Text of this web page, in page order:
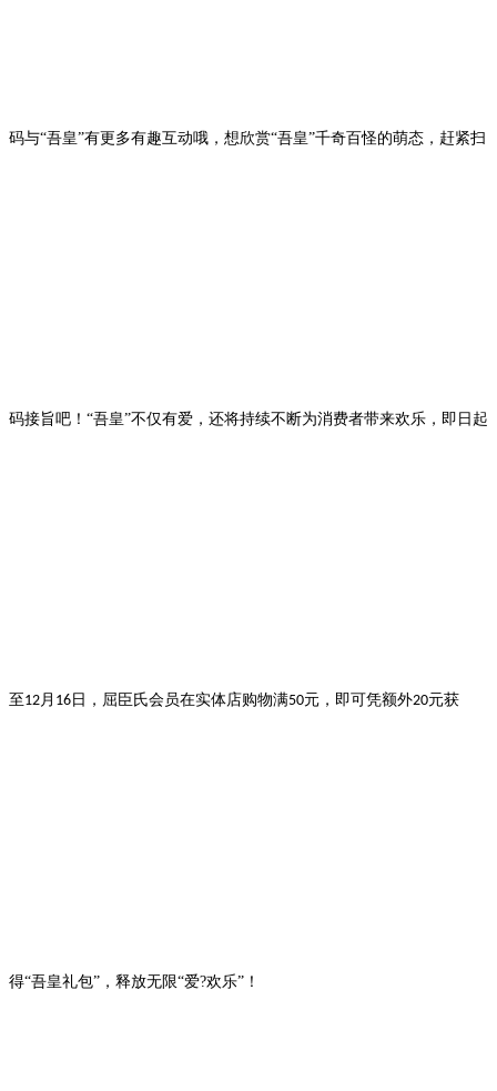
码与“吾皇”有更多有趣互动哦，想欣赏“吾皇”千奇百怪的萌态，赶紧扫
码接旨吧！“吾皇”不仅有爱，还将持续不断为消费者带来欢乐，即日起
至12月 16 日 ，屈臣氏会员在实体店购物满50元，即可凭额外20元获
得“吾皇礼包”，释放无限“爱?欢乐”！